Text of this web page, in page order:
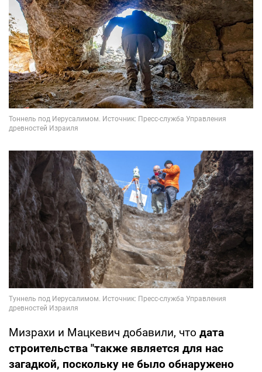
Мизрахи и Мацкевич добавили, что дата
строительства "также является для нас
загадкой, поскольку не было обнаружено